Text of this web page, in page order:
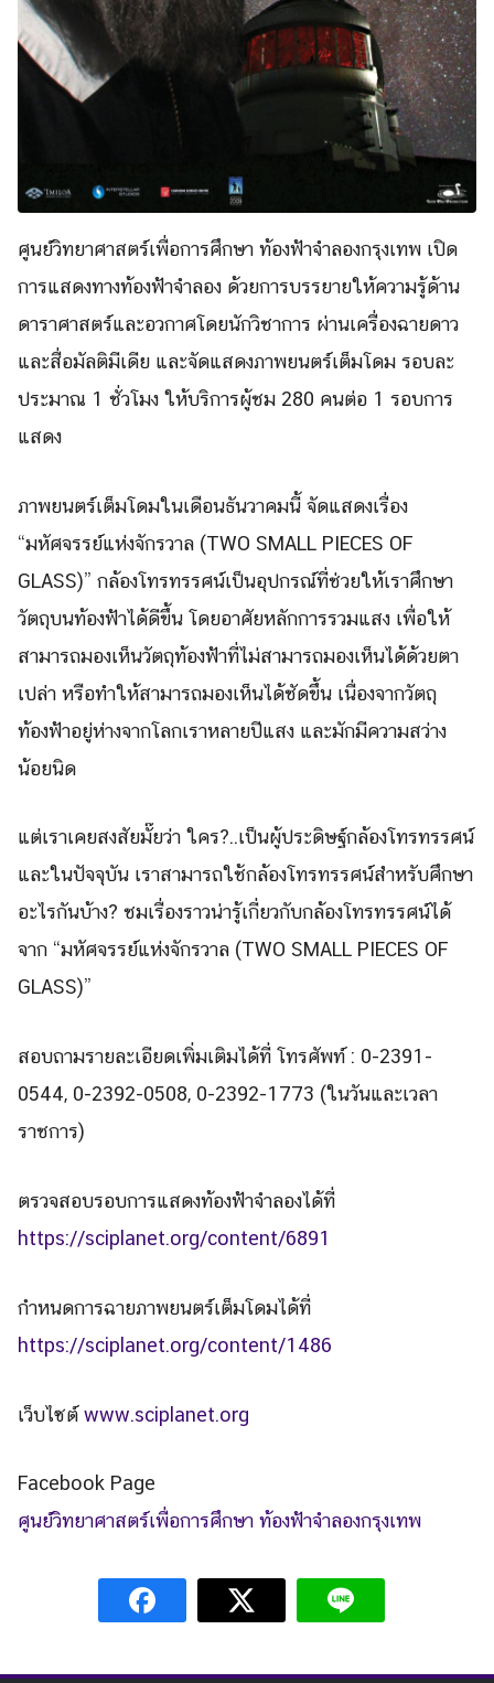
ศูนย์วิทยาศาสตร์เพื่อการศึกษา ท้องฟ้าจำลองกรุงเทพ เปิด
การแสดงทางท้องฟ้าจำลอง ด้วยการบรรยายให้ความรู้ด้าน
ดาราศาสตร์และอวกาศโดยนักวิชาการ ผ่านเครื่องฉายดาว
และสื่อมัลติมีเดีย และจัดแสดงภาพยนตร์เต็มโดม รอบละ
ประมาณ 1 ชั่วโมง ให้บริการผู้ชม 280 คนต่อ 1 รอบการ
แสดง
ภาพยนตร์เต็มโดมในเดือนธันวาคมนี้ จัดแสดงเรื่อง
“มหัศจรรย์แห่งจักรวาล (TWO SMALL PIECES OF
GLASS)” กล้องโทรทรรศน์เป็นอุปกรณ์ที่ช่วยให้เราศึกษา
วัตถุบนท้องฟ้าได้ดีขึ้น โดยอาศัยหลักการรวมแสง เพื่อให้
สามารถมองเห็นวัตถุท้องฟ้าที่ไม่สามารถมองเห็นได้ด้วยตา
เปล่า หรือทำให้สามารถมองเห็นได้ชัดขึ้น เนื่องจากวัตถุ
ท้องฟ้าอยู่ห่างจากโลกเราหลายปีแสง และมักมีความสว่าง
น้อยนิด
แต่เราเคยสงสัยมั๊ยว่า ใคร?..เป็นผู้ประดิษฐ์กล้องโทรทรรศน์
และในปัจจุบัน เราสามารถใช้กล้องโทรทรรศน์สำหรับศึกษา
อะไรกันบ้าง? ชมเรื่องราวน่ารู้เกี่ยวกับกล้องโทรทรรศน์ได้
จาก “มหัศจรรย์แห่งจักรวาล (TWO SMALL PIECES OF
GLASS)”
สอบถามรายละเอียดเพิ่มเติมได้ที่ โทรศัพท์ : 0-2391-
0544, 0-2392-0508, 0-2392-1773 (ในวันและเวลา
ราชการ)
ตรวจสอบรอบการแสดงท้องฟ้าจำลองได้ที่
https://sciplanet.org/content/6891
กำหนดการฉายภาพยนตร์เต็มโดมได้ที่
https://sciplanet.org/content/1486
เว็บไซต์www.sciplanet.org
Facebook Page
ศูนย์วิทยาศาสตร์เพื่อการศึกษา ท้องฟ้าจำลองกรุงเทพ